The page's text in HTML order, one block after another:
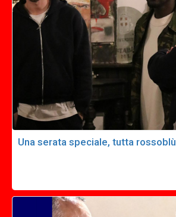
Una serata speciale, tutta rossoblù